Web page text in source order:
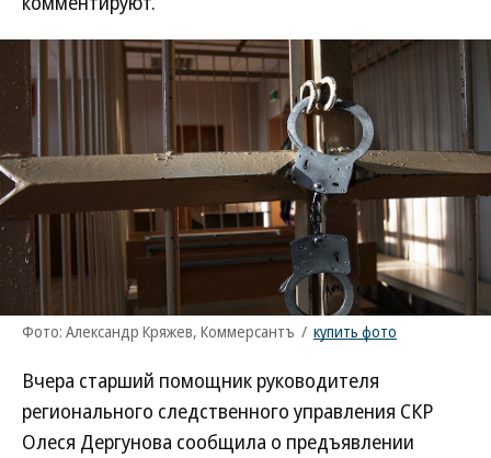
Фото: Александр Кряжев, Коммерсантъ / купить фото
Вчера старший помощник руководителя
регионального следственного управления СКР
Олеся Дергунова сообщила о предъявлении